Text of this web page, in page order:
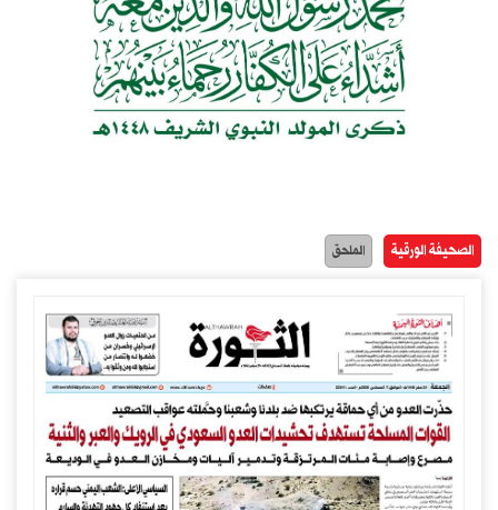
الصحيفة الورقية الملحق